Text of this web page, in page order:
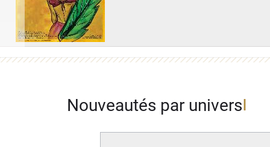
Nouveautés par univers